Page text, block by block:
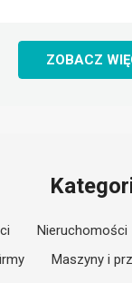
ZOBACZ
Nieruchomości
Maszyny i